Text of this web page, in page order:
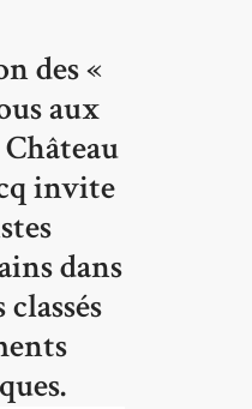
des «
aux
invite
dans